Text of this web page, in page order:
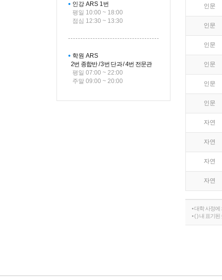
인강 ARS 1번
평일 10:00 ~ 18:00
점심 12:30 ~ 13:30
학원 ARS
2번 종합반 / 3번 단과 / 4번 전문관
평일 07:00 ~ 22:00
주말 09:00 ~ 20:00
인문
인문
인문
인문
인문
인문
자연
자연
자연
자연
• 대학 사정
• ( ) 내 표기